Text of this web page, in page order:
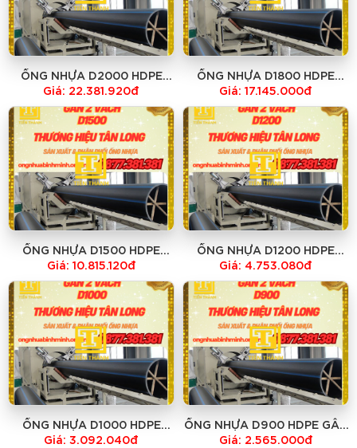
ỐNG NHỰA D2000 HDPE
GÂN 2 VÁCH TÂN LONG giá
rẻ
Giá: 22.381.920đ
ỐNG NHỰA D1800 HDPE
GÂN 2 VÁCH TÂN LONG giá
rẻ
Giá: 17.145.000đ
ỐNG NHỰA D1500 HDPE
GÂN 2 VÁCH TÂN LONG giá
rẻ
Giá: 10.815.120đ
ỐNG NHỰA D1200 HDPE
GÂN 2 VÁCH TÂN LONG giá
rẻ
Giá: 4.753.080đ
ỐNG NHỰA D1000 HDPE
GÂN 2 VÁCH TÂN LONG giá
Giá: 3.092.040đ
ỐNG NHỰA D900 HDPE GÂN
2 VÁCH TÂN LONG giá rẻ
Giá: 2.565.000đ